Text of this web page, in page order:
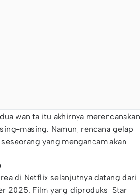
wanita itu akhirnya merencanakan
masing. Namun, rencana gelap
yang mengancam akan
di Netflix selanjutnya datang dari
2025. Film yang diproduksi Star